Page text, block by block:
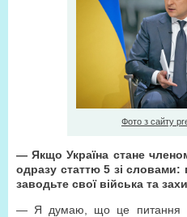
Фото з сайту
— Якщо Україна стане
одразу статтю 5 зі словами:
заводьте свої війська та
— Я думаю, що це питання